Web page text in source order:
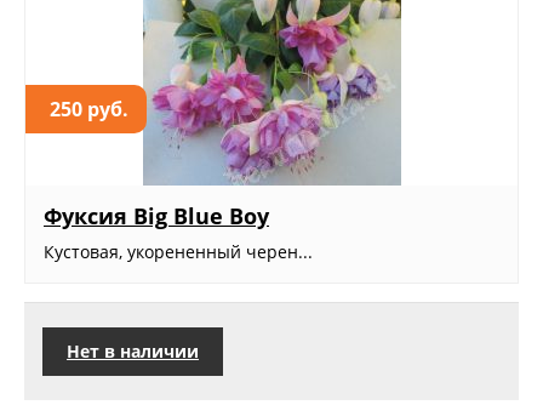
250 руб.
Фуксия Big Blue Boy
Кустовая, укорененный черен...
Нет в наличии